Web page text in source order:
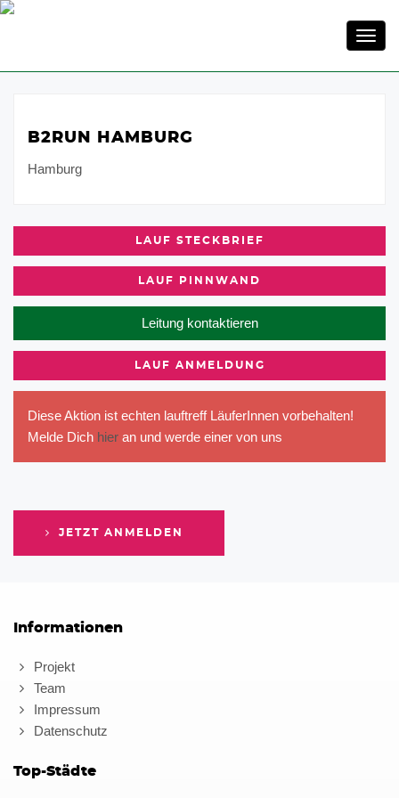
B2RUN HAMBURG
Hamburg
LAUF STECKBRIEF
LAUF PINNWAND
Leitung kontaktieren
LAUF ANMELDUNG
Diese Aktion ist echten lauftreff LäuferInnen vorbehalten!
Melde Dich hier an und werde einer von uns
JETZT ANMELDEN
Informationen
Projekt
Team
Impressum
Datenschutz
Top-Städte